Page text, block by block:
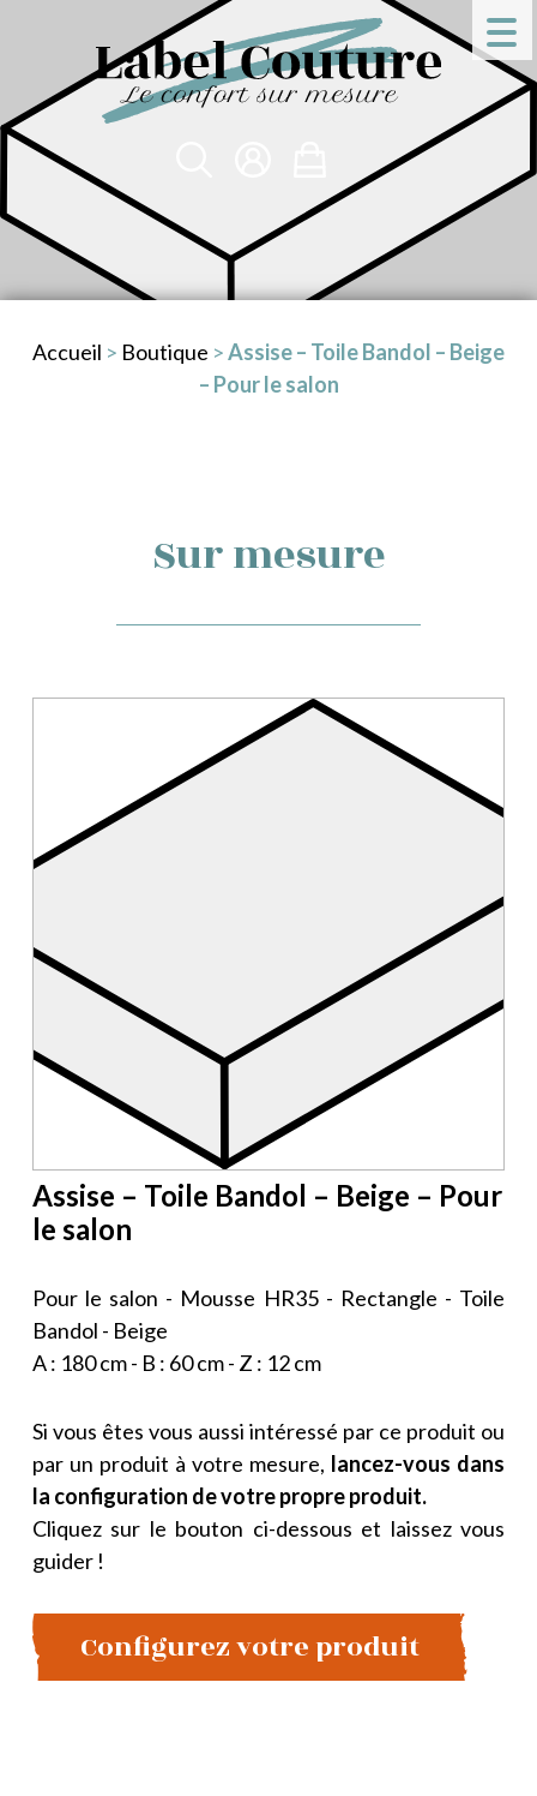
Accueil > Boutique >Assise – Toile Bandol – Beige
– Pour le salon
Sur mesure
Assise – Toile Bandol – Beige – Pour
le salon
Pour le salon - Mousse HR35 - Rectangle - Toile
Bandol - Beige
A : 180 cm - B : 60 cm - Z : 12 cm
Si vous êtes vous aussi intéressé par ce produit ou
par un produit à votre mesure, lancez-vous dans
la configuration de votre propre produit.
Cliquez sur le bouton ci-dessous et laissez vous
guider !
Configurez votre produit